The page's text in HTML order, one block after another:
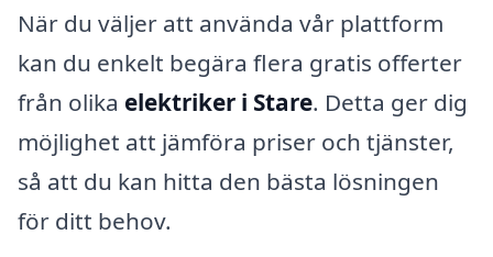
När du väljer att använda vår plattform
kan du enkelt begära flera gratis offerter
från olika elektriker i Stare. Detta ger dig
möjlighet att jämföra priser och tjänster,
så att du kan hitta den bästa lösningen
för ditt behov.